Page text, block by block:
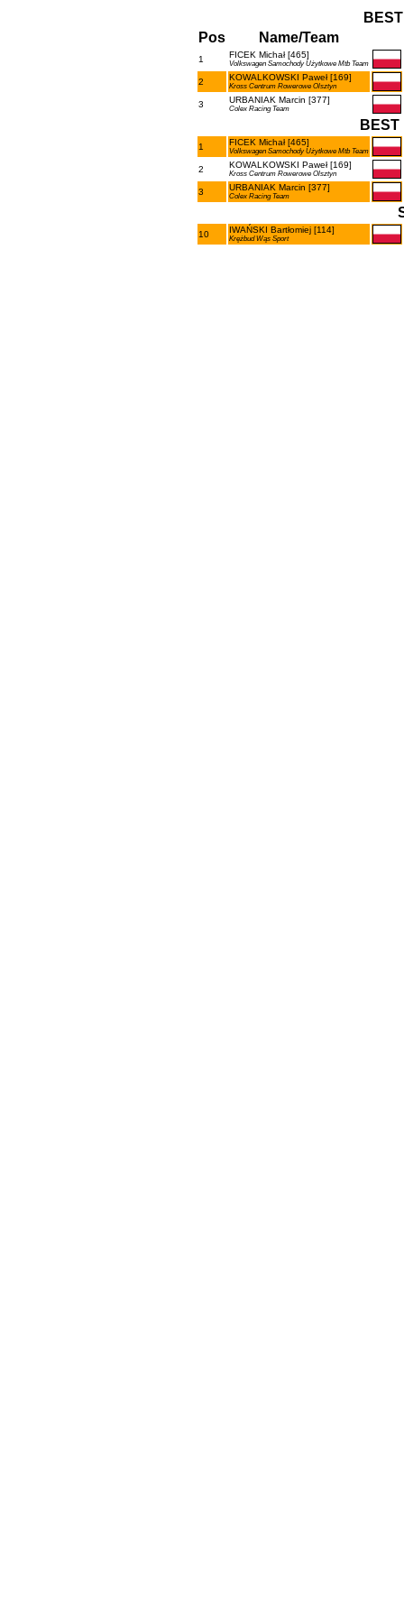
Pos
Name/Team
1 FICEK Michał [465]
Volkswagen Samochody Użytkowe Mtb Team
2 KOWALKOWSKI Paweł [169]
Kross Centrum Rowerowe Olsztyn
3 URBANIAK Marcin [377]
Colex Racing Team
BEST
1 FICEK Michał [465]
Volkswagen Samochody Użytkowe Mtb Team
2 KOWALKOWSKI Paweł [169]
Kross Centrum Rowerowe Olsztyn
3 URBANIAK Marcin [377]
Colex Racing Team
10 IWAŃSKI Bartłomiej [114]
Krężbud Wąs Sport